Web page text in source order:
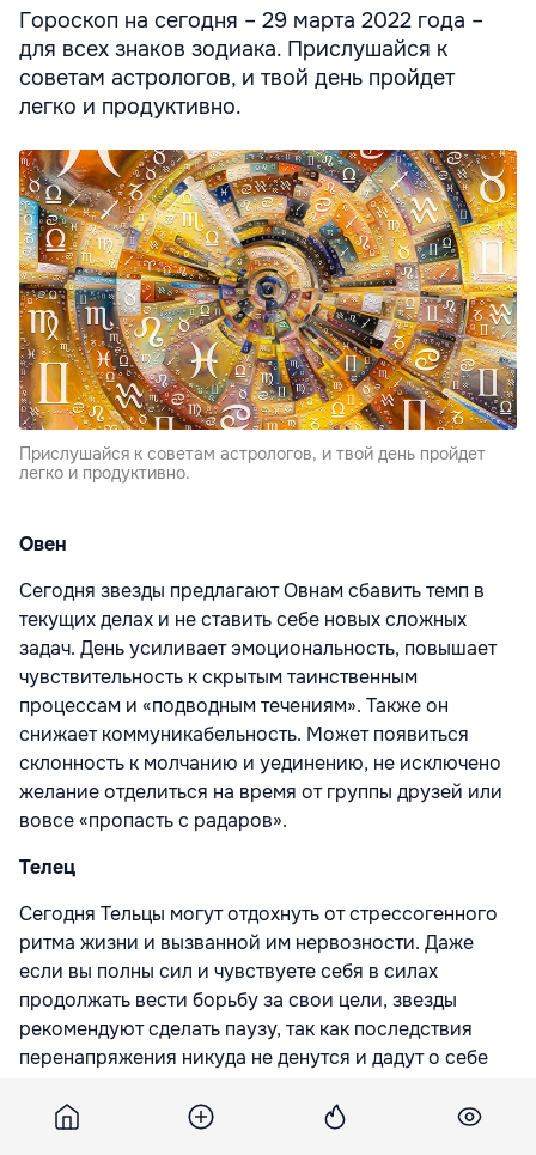
Гороскоп на сегодня – 29 марта 2022 года –
для всех знаков зодиака. Прислушайся к
советам астрологов, и твой день пройдет
легко и продуктивно.
Прислушайся к советам астрологов, и твой день пройдет
легко и продуктивно.
Овен
Сегодня звезды предлагают Овнам сбавить темп в
текущих делах и не ставить себе новых сложных
задач. День усиливает эмоциональность, повышает
чувствительность к скрытым таинственным
процессам и «подводным течениям». Также он
снижает коммуникабельность. Может появиться
склонность к молчанию и уединению, не исключено
желание отделиться на время от группы друзей или
вовсе «пропасть с радаров».
Телец
Сегодня Тельцы могут отдохнуть от стрессогенного
ритма жизни и вызванной им нервозности. Даже
если вы полны сил и чувствуете себя в силах
продолжать вести борьбу за свои цели, звезды
рекомендуют сделать паузу, так как последствия
перенапряжения никуда не денутся и дадут о себе
работы на хобби, общение с друзьями вне бизнеса,